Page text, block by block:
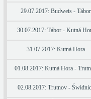
29.07.2017: Budweis - Tábor
30.07.2017: Tábor - Kutná
31.07.2017: Kutná Hora
01.08.2017: Kutná Hora -
02.08.2017: Trutnov -